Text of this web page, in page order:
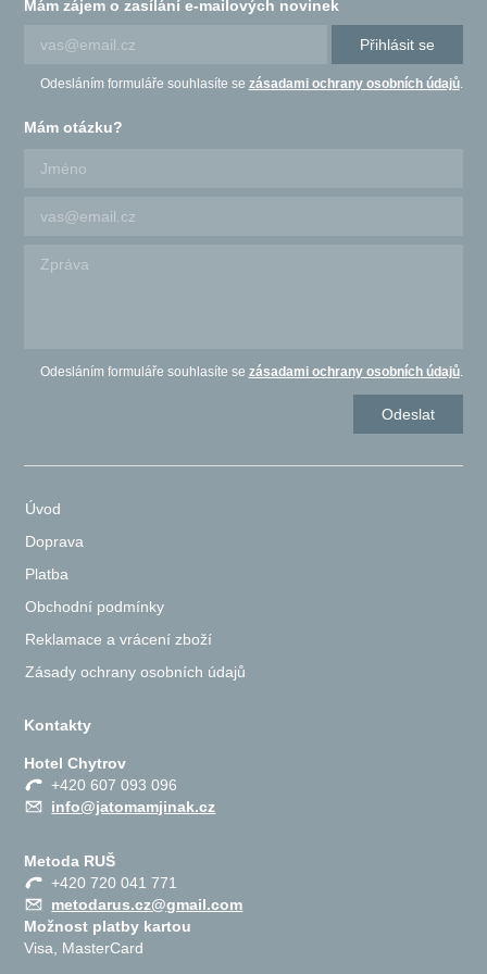
Mám zájem o zasílání e-mailových novinek
Přihlásit se
Odesláním formuláře souhlasíte se zásadami ochrany osobních údajů.
Mám otázku?
Odesláním formuláře souhlasíte se zásadami ochrany osobních údajů.
Úvod
Doprava
Platba
Obchodní podmínky
Reklamace a vrácení zboží
Zásady ochrany osobních údajů
Kontakty
Hotel Chytrov
+420 607 093 096
info@jatomamjinak.cz
Metoda RUŠ
+420 720 041 771
metodarus.cz@gmail.com
Možnost platby kartou
Visa, MasterCard